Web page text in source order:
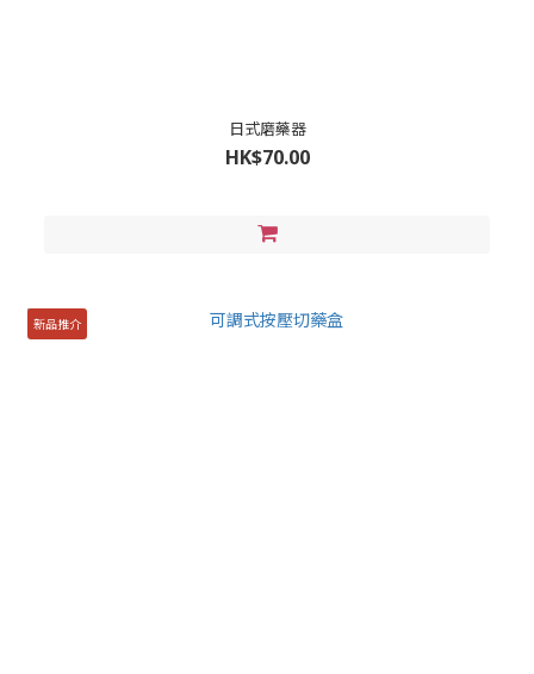
日式磨藥器
HK$70.00
新品推介